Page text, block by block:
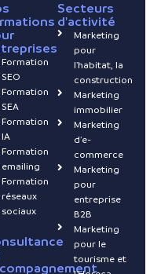
Formation
SEO
Formation
SEA
Formation
IA
Formation
emailing
Formation
réseaux
sociaux
Secteurs
d'activité
Marketing
pour
l'habitat, la
construction
Marketing
immobilier
Marketing
d'e-
commerce
Marketing
pour
entreprise
B2B
Marketing
pour le
tourisme et